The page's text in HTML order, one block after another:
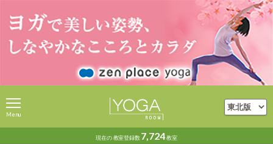
現在の教室登録数 7,724教室
Menu